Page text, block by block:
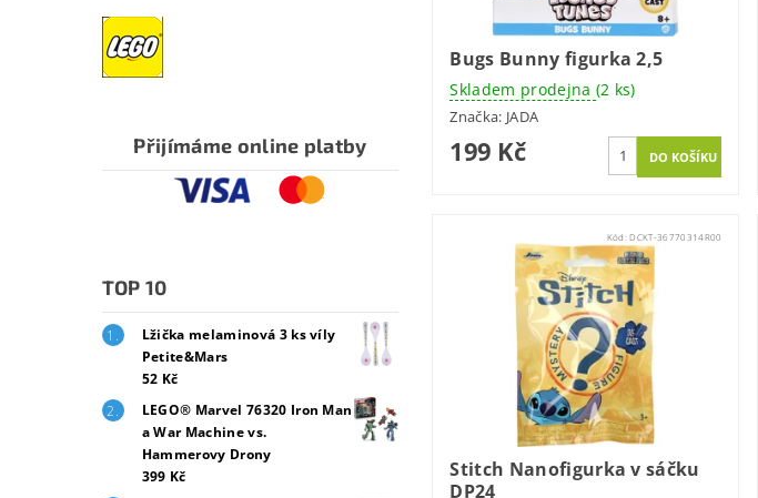
Přijímáme online platby
TOP 10
Lžička melaminová 3 ks víly
Petite&Mars
52 Kč
LEGO® Marvel 76320 Iron Man
a War Machine vs.
Hammerovy Drony
399 Kč
Bugs Bunny figurka 2,5
Skladem prodejna (2 ks)
Značka: JADA
199 Kč
Kód:DCKT-36770314R00
Stitch Nanofigurka v sáčku
DP24